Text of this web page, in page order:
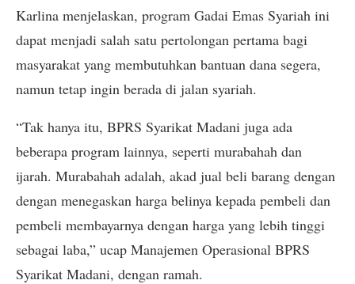
Karlina menjelaskan, program Gadai Emas Syariah ini
dapat menjadi salah satu pertolongan pertama bagi
masyarakat yang membutuhkan bantuan dana segera,
namun tetap ingin berada di jalan syariah.
“Tak hanya itu, BPRS Syarikat Madani juga ada
beberapa program lainnya, seperti murabahah dan
ijarah. Murabahah adalah, akad jual beli barang dengan
dengan menegaskan harga belinya kepada pembeli dan
pembeli membayarnya dengan harga yang lebih tinggi
sebagai laba,” ucap Manajemen Operasional BPRS
Syarikat Madani, dengan ramah.